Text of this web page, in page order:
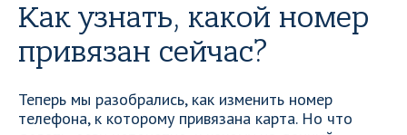
Как узнать, какой номер
привязан сейчас?
Теперь мы разобрались, как изменить номер
телефона, к которому привязана карта. Но что